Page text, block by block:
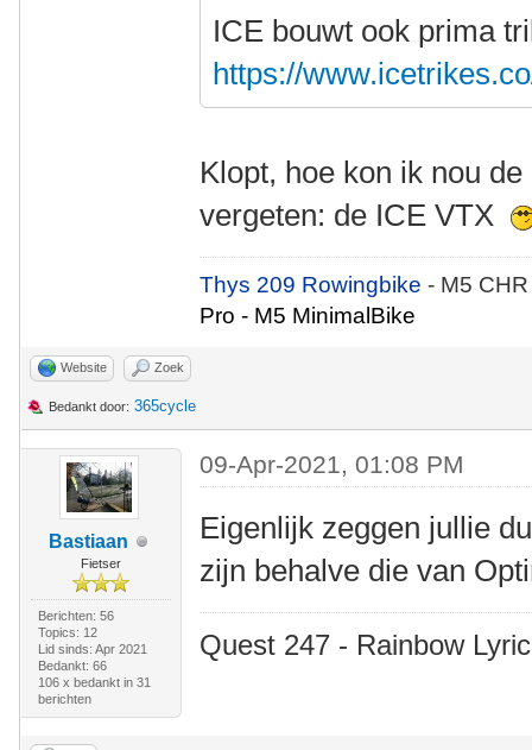
ICE bouwt ook prima
https://
Klopt, hoe kon ik nou
vergeten: de ICE VTX
Thys 209 Rowingbike- M5
Pro - M5 MinimalBike
Website Zoek
Bedankt door: 365cycle
Bastiaan
Fietser
Berichten: 56
Topics: 12
Lid sinds: Apr 2021
Bedankt: 66
106 x bedankt in 31
berichten
09-Apr-2021, 01:08 PM
Eigenlijk zeggen jullie
zijn behalve die van
Quest 247 - Rainbow